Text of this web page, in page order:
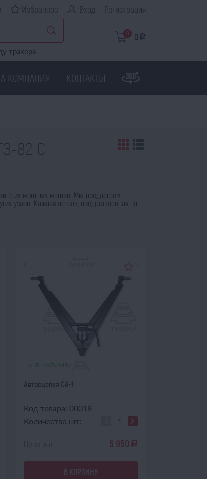
Избранное Вход Регистрация
тракера
0 0 a
КОМПАНИЯ КОНТАКТЫ
82 С
этих мощных машин. Мы предлагаем
узлов. Каждая деталь, представленная на
В НАЛИЧИИ
Автосцепка СА-1
Код товара: 00018
Количество шт:
Цена опт: 6 950 a
В КОРЗИНУ